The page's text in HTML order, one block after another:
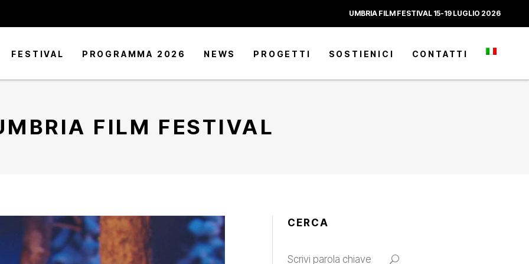
UMBRIA FILM FESTIVAL 15-19 LUGLIO 2026
FESTIVAL PROGRAMMA 2026 NEWS PROGETTI SOSTIENICI CONTATTI
FILM FESTIVAL
CERCA